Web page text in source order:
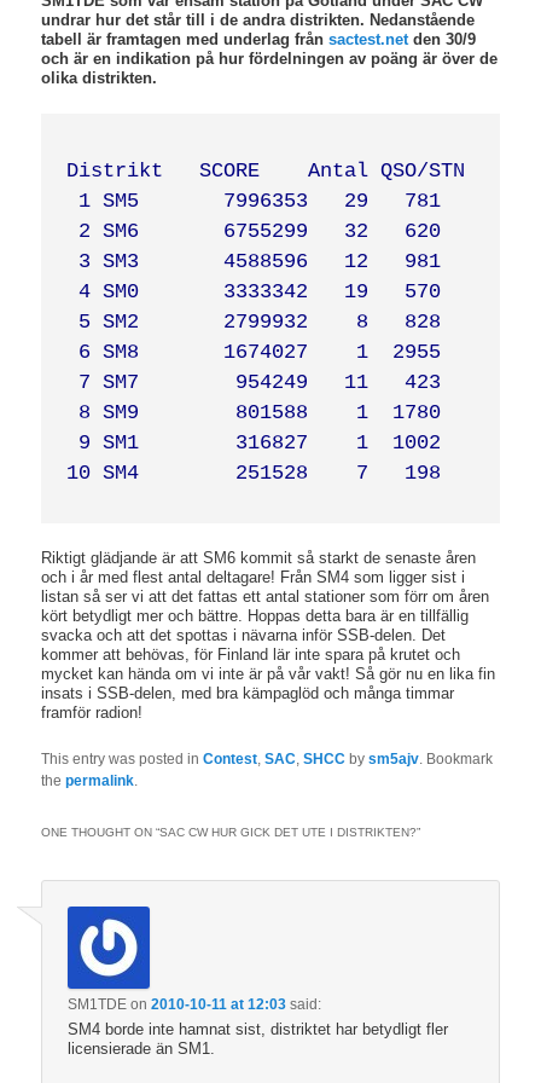
undrar hur det står till i de andra distrikten. Nedanstående
tabell är framtagen med underlag frånsactest.netden 30/9
och är en indikation på hur fördelningen av poäng är över de
olika distrikten.
Distrikt   SCORE    Antal QSO/STN
1 SM5       7996353   29   781
2 SM6       6755299   32   620
3 SM3       4588596   12   981
4 SM0       3333342   19   570
5 SM2       2799932    8   828
6 SM8       1674027    1  2955
7 SM7        954249   11   423
8 SM9        801588    1  1780
9 SM1        316827    1  1002
Riktigt glädjande är att SM6 kommit så starkt de senaste åren
och i år med flest antal deltagare! Från SM4 som ligger sist i
listan så ser vi att det fattas ett antal stationer som förr om åren
kört betydligt mer och bättre. Hoppas detta bara är en tillfällig
svacka och att det spottas i nävarna inför SSB-delen. Det
kommer att behövas, för Finland lär inte spara på krutet och
mycket kan hända om vi inte är på vår vakt! Så gör nu en lika fin
insats i SSB-delen, med bra kämpaglöd och många timmar
framför radion!
This entry was posted inContest,SAC,SHCC bysm5ajv. Bookmark
thepermalink.
ONE THOUGHT ON “SAC CW HUR GICK DET UTE I DISTRIKTEN?”
SM1TDE on2010-10-11 at 12:03 said:
SM4 borde inte hamnat sist, distriktet har betydligt fler
licensierade än SM1.